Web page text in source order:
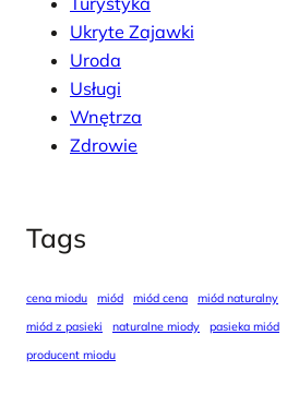
Ukryte Zajawki
Uroda
Usługi
Wnętrza
Zdrowie
Tags
cena miodu miód miód cena miód naturalny
miód z pasieki
naturalne miody pasieka miód
producent miodu